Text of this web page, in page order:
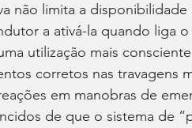
não limita a
a ativá-la quando liga
utilização mais
corretos nas travagens
em manobras de
de que o sistema de